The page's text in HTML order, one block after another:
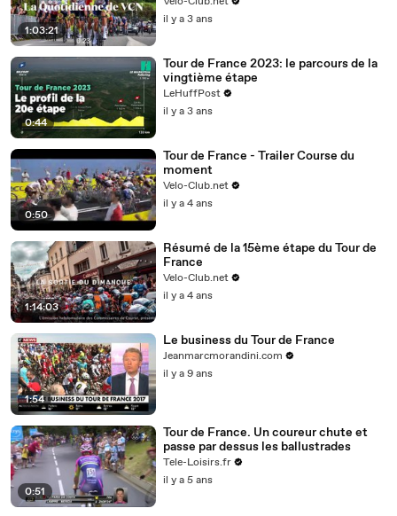
1:03:21
il y a 3 ans
0:44
Tour de France 2023: le parcours de la
vingtième étape
LeHuffPost
il y a 3 ans
0:50
Tour de France - Trailer Course du
moment
Velo-Club.net
il y a 4 ans
1:14:03
Résumé de la 15ème étape du Tour de
France
Velo-Club.net
il y a 4 ans
1:54
Le business du Tour de France
Jeanmarcmorandini.com
il y a 9 ans
0:51
Tour de France. Un coureur chute et
passe par dessus les ballustrades
Tele-Loisirs.fr
il y a 5 ans